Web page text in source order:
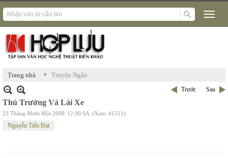
Trang nhà › Truyện Ngắn
Trước Sau
Thủ Trưởng Và Lái Xe
23 Tháng Mười Một 2008 12:00 SA (Xem: 41521)
Nguyễn Tiến Đạt